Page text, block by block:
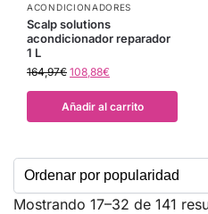
ACONDICIONADORES
Scalp solutions
acondicionador reparador
1 L
164,97€ 108,88€
Añadir al carrito
Mostrando 17–32 de 141